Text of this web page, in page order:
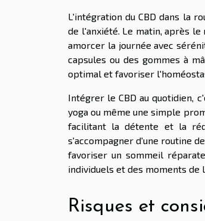
L'intégration du CBD dans la
de l'anxiété. Le matin, après
amorcer la journée avec
capsules ou des gommes à
optimal et favoriser
Intégrer le CBD au quotidien,
yoga ou même une simple
facilitant la détente et la
s'accompagner d'une routine
favoriser un sommeil
individuels et des moments de
Risques et